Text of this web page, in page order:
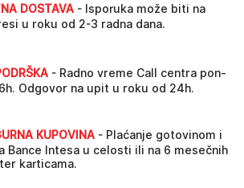
DOSTAVA - Isporuka može biti na
u roku od 2-3 radna dana.
- Radno vreme Call centra pon-
Odgovor na upit u roku od 24h.
KUPOVINA - Plaćanje gotovinom i
Bance Intesa u celosti ili na 6 mesečnih
karticama.